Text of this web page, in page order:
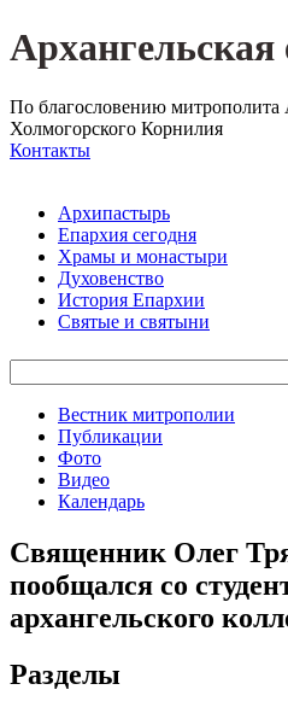
Архангельская
По благословению митрополита
Холмогорского Корнилия
Контакты
Архипастырь
Епархия сегодня
Храмы и монастыри
Духовенство
История Епархии
Святые и святыни
Вестник митрополии
Публикации
Фото
Видео
Календарь
Священник Олег
пообщался со
архангельского
Разделы